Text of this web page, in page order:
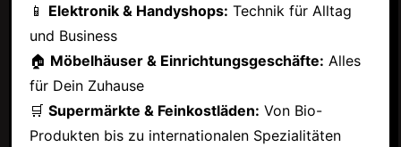
📱 Elektronik & Handyshops: Technik für Alltag
und Business
🏠 Möbelhäuser & Einrichtungsgeschäfte: Alles
für Dein Zuhause
🛒 Supermärkte & Feinkostläden: Von Bio-
Produkten bis zu internationalen Spezialitäten